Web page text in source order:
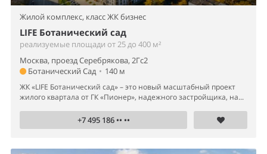
Жилой комплекс, класс ЖК бизнес
LIFE Ботанический сад
реализуемые площади от 25 до 400 м²
Москва, проезд Серебрякова, 2Гс2
Ботанический Сад • 140 м
ЖК «LIFE Ботанический сад» – это новый масштабный проект
жилого квартала от ГК «Пионер», надежного застройщика, на...
+7 495 186 •• ••